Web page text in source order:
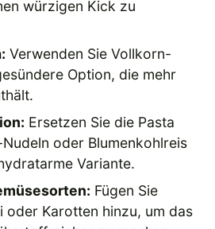
würzigen Kick zu
Verwenden Sie Vollkorn-
Option, die mehr
Ersetzen Sie die Pasta
oder Blumenkohlreis
Variante.
Fügen Sie
oder Karotten hinzu, um das